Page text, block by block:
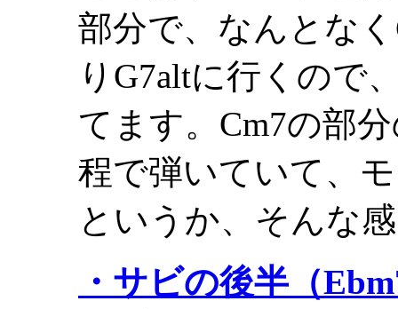
部分で、なんとな
りG7altに行くので
てます。Cm7の部
程で弾いていて、
というか、そんな
・サビの後半（